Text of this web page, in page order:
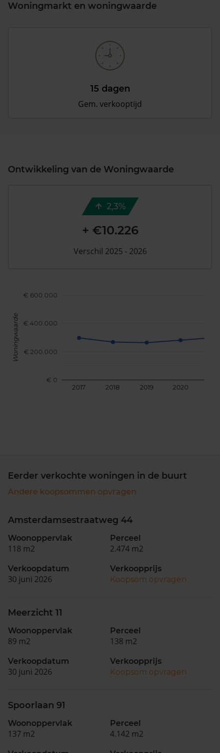
Woningmarkt en woningwaarde
15 dagen
Gem. verkooptijd
Ontwikkeling van de Woningwaarde
2017 2018 2019 2020
€ 0
€ 200.000
€ 400.000
€ 600.000
Woningwaarde
2,3%
+ €10.226
Verschil 2025 - 2026
Eerder verkochte woningen in de buurt
Andere koopsommen opvragen
Amsterdamsestraatweg 44
Woonoppervlak
118 m2
Perceel
2.474 m2
Verkoopdatum
30 juni 2026
Verkoopprijs
Koopsom opvragen
Meerzicht 11
Woonoppervlak
89 m2
Perceel
138 m2
Verkoopdatum
30 juni 2026
Verkoopprijs
Koopsom opvragen
Spoorlaan 91
Woonoppervlak
137 m2
Perceel
4.142 m2